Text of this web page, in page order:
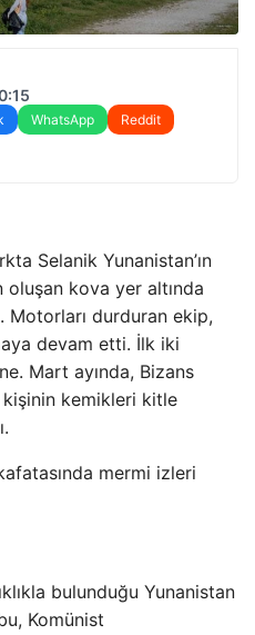
WhatsApp
Reddit
Selanik Yunanistan’ın
kova yer altında
Motorları durduran ekip,
devam etti. İlk iki
Mart ayında, Bizans
kişinin kemikleri kitle
mermi izleri
bulunduğu Yunanistan
Komünist